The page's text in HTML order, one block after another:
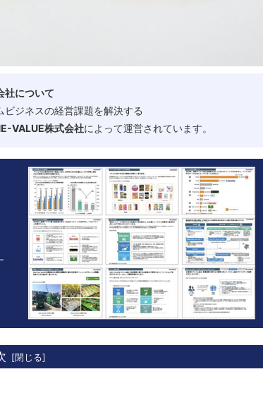
社について
ビジネスの経営課題を解決する
VALUE株式会社によって運営されています。